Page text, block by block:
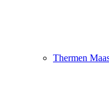
Thermen